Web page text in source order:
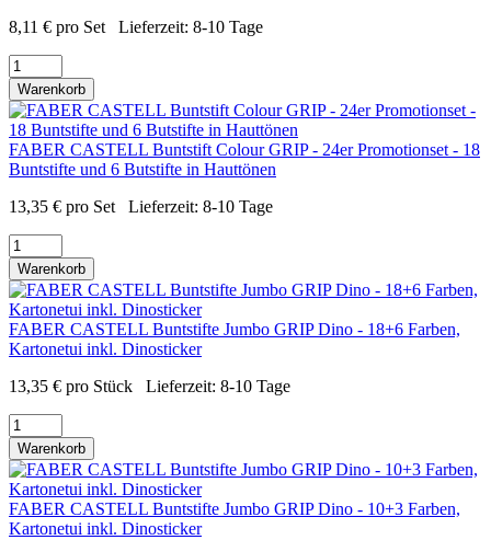
8,11 € pro Set Lieferzeit: 8-10 Tage
Warenkorb
FABER CASTELL Buntstift Colour GRIP - 24er Promotionset - 18
Buntstifte und 6 Butstifte in Hauttönen
13,35 € pro Set Lieferzeit: 8-10 Tage
Warenkorb
FABER CASTELL Buntstifte Jumbo GRIP Dino - 18+6 Farben,
Kartonetui inkl. Dinosticker
13,35 € pro Stück Lieferzeit: 8-10 Tage
Warenkorb
FABER CASTELL Buntstifte Jumbo GRIP Dino - 10+3 Farben,
Kartonetui inkl. Dinosticker